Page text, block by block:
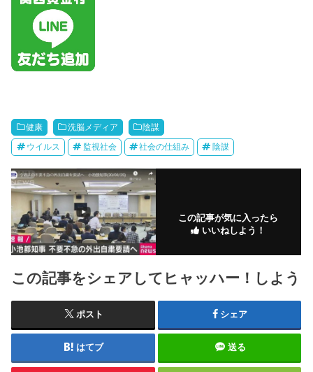
健康 洗脳メディア 陰謀
ウイルス 監視社会 社会の仕組み 陰謀
この記事が気に入ったら
いいねしよう！
この記事をシェアしてヒャッハー！しよう
ポスト シェア
はてブ 送る